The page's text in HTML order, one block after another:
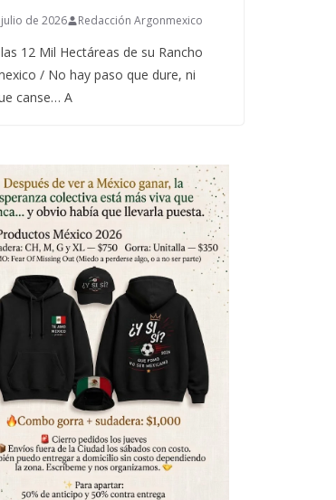
de 2026 Redacción Argonmexico
12 Mil Hectáreas de su Rancho
/ No hay paso que dure, ni
canse… A